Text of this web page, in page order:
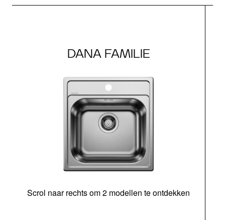
DANA FAMILIE
Scrol naar rechts om 2 modellen te ontdekken